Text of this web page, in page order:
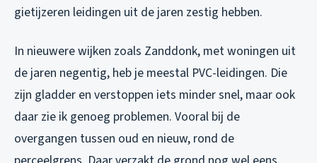
gietijzeren leidingen uit de jaren zestig hebben.
In nieuwere wijken zoals Zanddonk, met woningen uit
de jaren negentig, heb je meestal PVC-leidingen. Die
zijn gladder en verstoppen iets minder snel, maar ook
daar zie ik genoeg problemen. Vooral bij de
overgangen tussen oud en nieuw, rond de